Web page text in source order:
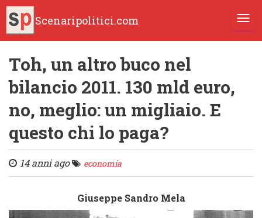
Scenaripolitici.com
Toh, un altro buco nel
bilancio 2011. 130 mld euro,
no, meglio: un migliaio. E
questo chi lo paga?
14 anni ago economia
Giuseppe Sandro Mela